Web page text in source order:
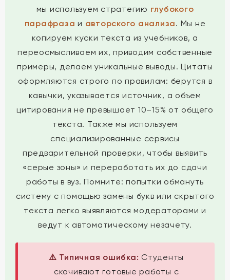
мы используем стратегию глубокого
парафраза и авторского анализа. Мы не
копируем куски текста из учебников, а
переосмысливаем их, приводим собственные
примеры, делаем уникальные выводы. Цитаты
оформляются строго по правилам: берутся в
кавычки, указывается источник, а объем
цитирования не превышает 10–15% от общего
текста. Также мы используем
специализированные сервисы
предварительной проверки, чтобы выявить
«серые зоны» и переработать их до сдачи
работы в вуз. Помните: попытки обмануть
систему с помощью замены букв или скрытого
текста легко выявляются модераторами и
ведут к автоматическому незачету.
⚠️ Типичная ошибка: Студенты
скачивают готовые работы с